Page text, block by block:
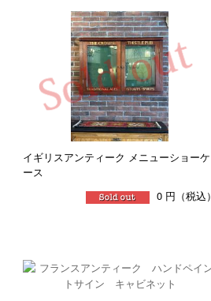
イギリスアンティーク メニューショーケ
ース
0 円（税込）